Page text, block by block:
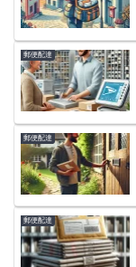
郵便配達
郵便配達
郵便配達